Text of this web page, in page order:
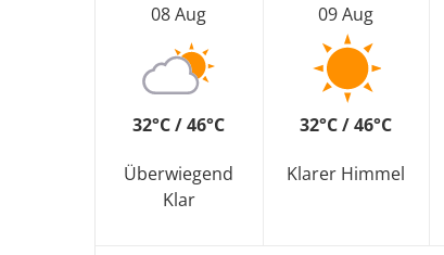
08 Aug
32°C / 46°C
Überwiegend
Klar
09 Aug
32°C / 46°C
Klarer Himmel